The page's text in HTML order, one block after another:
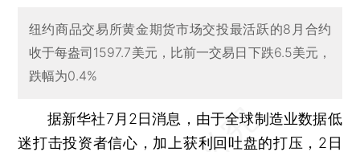
纽约商品交易所黄金期货市场交投最活跃的8月合约
收于每盎司1597.7美元，比前一交易日下跌6.5美元，
跌幅为0.4%
据新华社7月2日消息，由于全球制造业数据低
迷打击投资者信心，加上获利回吐盘的打压，2日